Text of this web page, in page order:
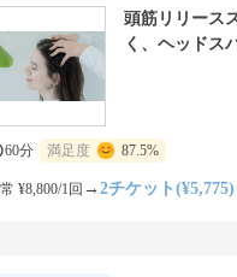
頭筋リリース
く、ヘッドス
60分 満足度 87.5%
¥8,800/1回 → 2チケット(¥5,775)